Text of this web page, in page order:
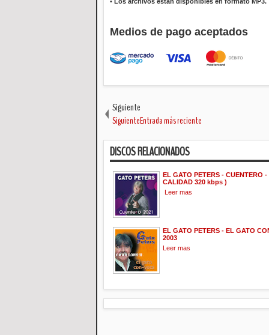
Medios de pago aceptados
Siguiente
SiguienteEntrada más reciente
DISCOS RELACIONADOS
EL GATO PETERS - CUENTERO -
CALIDAD 320 kbps )
Leer mas
EL GATO PETERS - EL GATO
2003
Leer mas